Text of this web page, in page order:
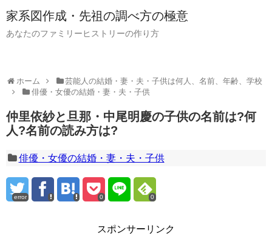
家系図作成・先祖の調べ方の極意
あなたのファミリーヒストリーの作り方
ホーム
芸能人の結婚・妻・夫・子供は何人、名前、年齢、学校
俳優・女優の結婚・妻・夫・子供
仲里依紗と旦那・中尾明慶の子供の名前は?何
人?名前の読み方は?
俳優・女優の結婚・妻・夫・子供
error 0 0
スポンサーリンク